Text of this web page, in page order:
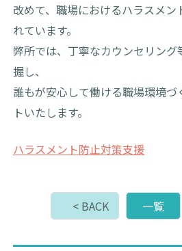
改めて、職場におけるハラスメン
れています。
弊所では、丁寧なカウンセリン
握し、
誰もが安心して働ける職場環境づ
トいたします。
ハラスメント防止対策支援
< BACK 一覧